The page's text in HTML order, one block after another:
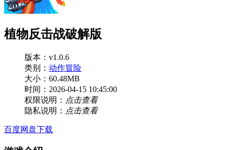
植物反击战破解版
版本：v1.0.6
类别： 动作冒险
大小：60.48MB
时间：2026-04-15 10:45:00
权限说明： 点击查看
隐私说明： 点击查看
百度网盘下载